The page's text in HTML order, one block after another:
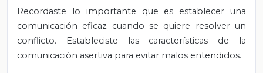
Recordaste lo importante que es establecer una
comunicación eficaz cuando se quiere resolver un
conflicto. Estableciste las características de la
comunicación asertiva para evitar malos entendidos.